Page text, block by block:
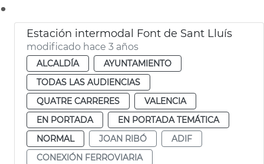
Estación intermodal Font de Sant Lluís
modificado hace 3 años
ALCALDÍA
AYUNTAMIENTO
TODAS LAS AUDIENCIAS
QUATRE CARRERES
VALENCIA
EN PORTADA
EN PORTADA TEMÁTICA
NORMAL
JOAN RIBÓ
ADIF
CONEXIÓN FERROVIARIA